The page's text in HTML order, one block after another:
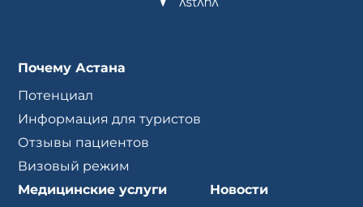
Почему Астана
Потенциал
Информация для туристов
Отзывы пациентов
Визовый режим
Медицинские услуги
Новости